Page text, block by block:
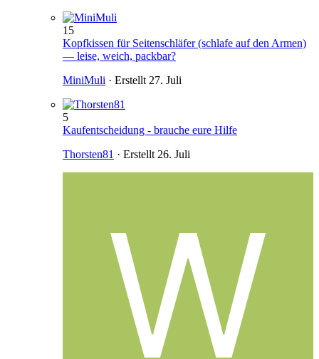
15
Kopfkissen für Seitenschläfer (schlafe auf den Armen)
— leise, weich, packbar?
MiniMuli · Erstellt 27. Juli
5
Kaufentscheidung - brauche eure Hilfe
Thorsten81 · Erstellt 26. Juli